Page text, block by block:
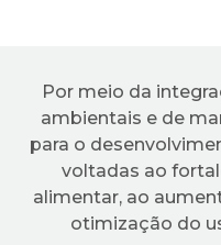
Por meio da
ambientais e de
para o
voltadas ao
alimentar, ao
otimização do